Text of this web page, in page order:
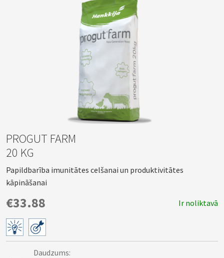
PROGUT FARM
20 KG
Papildbarība imunitātes celšanai un produktivitātes
kāpināšanai
€33.88 Ir noliktavā
Daudzums: